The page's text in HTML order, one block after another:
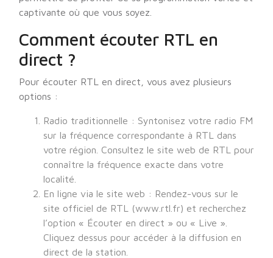
captivante où que vous soyez.
Comment écouter RTL en
direct ?
Pour écouter RTL en direct, vous avez plusieurs
options :
Radio traditionnelle : Syntonisez votre radio FM
sur la fréquence correspondante à RTL dans
votre région. Consultez le site web de RTL pour
connaître la fréquence exacte dans votre
localité.
En ligne via le site web : Rendez-vous sur le
site officiel de RTL (www.rtl.fr) et recherchez
l’option « Écouter en direct » ou « Live ».
Cliquez dessus pour accéder à la diffusion en
direct de la station.